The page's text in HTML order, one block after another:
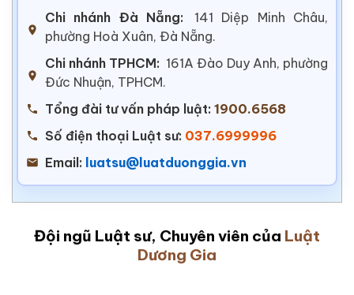
Chi nhánh Đà Nẵng:
141 Diệp Minh Châu,
phường Hoà Xuân, Đà Nẵng.
Chi nhánh TPHCM: 161A Đào Duy Anh, phường
Đức Nhuận, TPHCM.
Tổng đài tư vấn pháp luật: 1900.6568
Số điện thoại Luật sư: 037.6999996
Email: luatsu@luatduonggia.vn
Đội ngũ Luật sư, Chuyên viên của Luật
Dương Gia